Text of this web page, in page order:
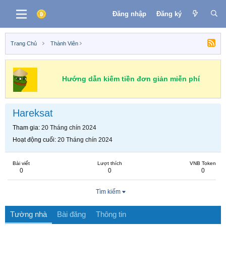
Đăng nhập Đăng ký
Trang Chủ Thành Viên
Hướng dẫn kiếm tiền đơn giản miễn phí
Hareksat
Tham gia 20 Tháng chín 2024
Hoạt động cuối 20 Tháng chín 2024
Bài viết
0
Lượt thích
0
VNB Token
0
Tìm kiếm
Tường nhà Bài đăng Thông tin